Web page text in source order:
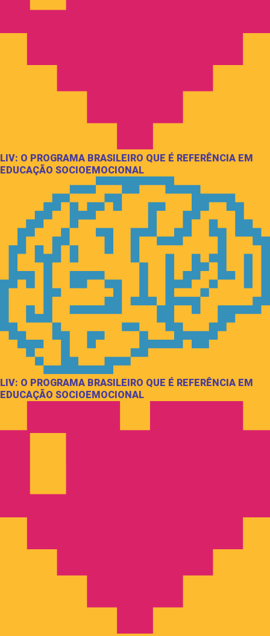
LIV: O PROGRAMA BRASILEIRO QUE É REFERÊNCIA EM
EDUCAÇÃO SOCIOEMOCIONAL
LIV: O PROGRAMA BRASILEIRO QUE É REFERÊNCIA EM
EDUCAÇÃO SOCIOEMOCIONAL